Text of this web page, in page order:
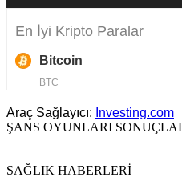
Araç Sağlayıcı: Investing.com
ŞANS OYUNLARI
SAĞLIK HABERLERİ